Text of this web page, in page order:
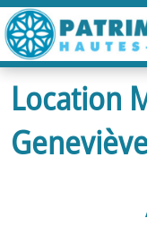
ACCUEIL
CARTE
Location